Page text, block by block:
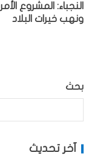
النجباء: المشروع
ونهب خيرات البلاد
بحث
آخر تحديث